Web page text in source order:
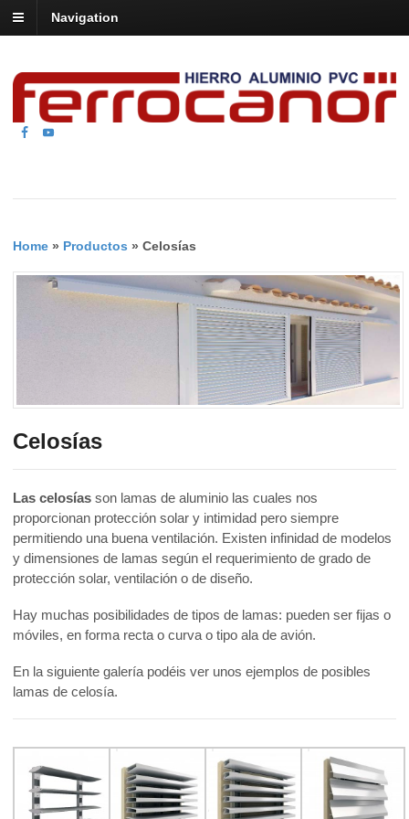
Navigation
Home » Productos » Celosías
Celosías
Las celosías son lamas de aluminio las cuales nos
proporcionan protección solar y intimidad pero siempre
permitiendo una buena ventilación. Existen infinidad de modelos
y dimensiones de lamas según el requerimiento de grado de
protección solar, ventilación o de diseño.
Hay muchas posibilidades de tipos de lamas: pueden ser fijas o
móviles, en forma recta o curva o tipo ala de avión.
En la siguiente galería podéis ver unos ejemplos de posibles
lamas de celosía.